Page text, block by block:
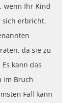
wenn Ihr Kind
sich erbricht.
da sie zu
kann das
im Bruch
Fall kann